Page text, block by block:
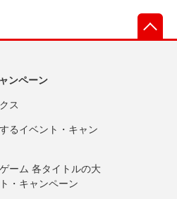
ンペーン
ス
るイベント・キャン
ーム 各タイトルの大
・キャンペーン